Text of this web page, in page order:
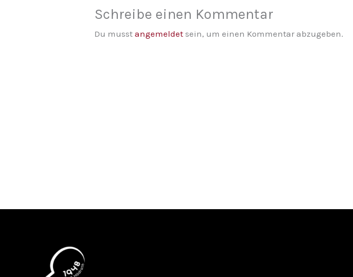
Schreibe einen Kommentar
Du musstangemeldet sein, um einen Kommentar abzugeben.